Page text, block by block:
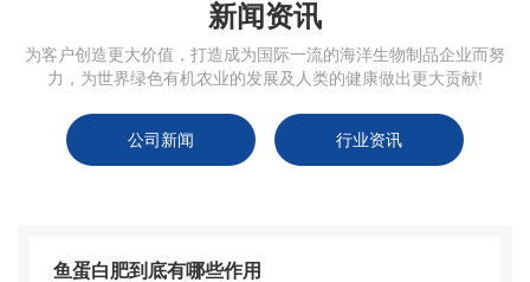
新闻资讯
为客户创造更大价值，打造成为国际一流的海洋生物制品企业而努
力，为世界绿色有机农业的发展及人类的健康做出更大贡献!
公司新闻 行业资讯
鱼蛋白肥到底有哪些作用